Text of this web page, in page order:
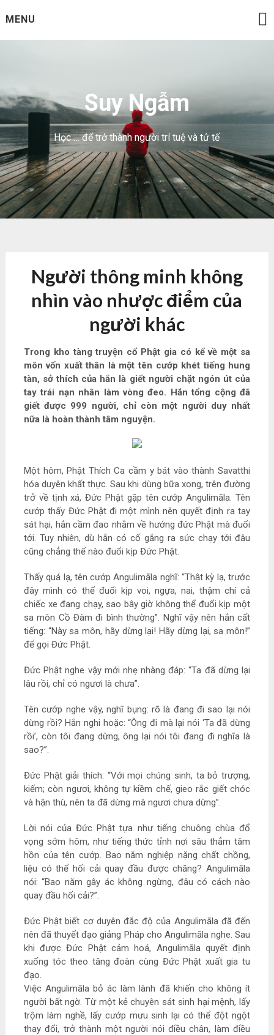
toMENU
Suy Ngẫm
Học … để trở thành người trí tuệ và tử tế
Người thông minh không
nhìn vào nhược điểm của
người khác
Trong kho tàng truyện cổ Phật gia có kể về một sa
môn vốn xuất thân là một tên cướp khét tiếng hung
tàn, sở thích của hắn là giết người chặt ngón út của
tay trái nạn nhân làm vòng đeo. Hắn tổng cộng đã
giết được 999 người, chỉ còn một người duy nhất
nữa là hoàn thành tâm nguyện.
Một hôm, Phật Thích Ca cầm y bát vào thành Savatthi
hóa duyên khất thực. Sau khi dùng bữa xong, trên đường
trở về tịnh xá, Đức Phật gặp tên cướp Angulimāla. Tên
cướp thấy Đức Phật đi một mình nên quyết định ra tay
sát hại, hắn cầm đao nhằm về hướng đức Phật mà đuổi
tới. Tuy nhiên, dù hắn có cố gắng ra sức chạy tới đâu
cũng chẳng thể nào đuổi kịp Đức Phật.
Thấy quá lạ, tên cướp Angulimāla nghĩ: “Thật kỳ lạ, trước
đây mình có thể đuổi kịp voi, ngựa, nai, thậm chí cả
chiếc xe đang chạy, sao bây giờ không thể đuổi kịp một
sa môn Cồ Đàm đi bình thường”. Nghĩ vậy nên hắn cất
tiếng: “Này sa môn, hãy dừng lại! Hãy dừng lại, sa môn!”
để gọi Đức Phật.
Đức Phật nghe vậy mới nhẹ nhàng đáp: “Ta đã dừng lại
lâu rồi, chỉ có ngươi là chưa”.
Tên cướp nghe vậy, nghĩ bụng: rõ là đang đi sao lại nói
dừng rồi? Hắn nghi hoặc: “Ông đi mà lại nói ‘Ta đã dừng
rồi’, còn tôi đang dừng, ông lại nói tôi đang đi nghĩa là
sao?”.
Đức Phật giải thích: “Với mọi chúng sinh, ta bỏ trượng,
kiếm; còn ngươi, không tự kiềm chế, gieo rắc giết chóc
và hận thù, nên ta đã dừng mà ngươi chưa dừng”.
Lời nói của Đức Phật tựa như tiếng chuông chùa đổ
vọng sớm hôm, như tiếng thức tỉnh nơi sâu thẳm tâm
hồn của tên cướp. Bao năm nghiệp nặng chất chồng,
liệu có thể hối cải quay đầu được chăng? Angulimāla
nói: “Bao năm gây ác không ngừng, đâu có cách nào
quay đầu hối cải?”.
Đức Phật biết cơ duyên đắc độ của Angulimāla đã đến
nên đã thuyết đạo giảng Pháp cho Angulimāla nghe. Sau
khi được Đức Phật cảm hoá, Angulimāla quyết định
xuống tóc theo tăng đoàn cùng Đức Phật xuất gia tu
đạo.
Việc Angulimāla bỏ ác làm lành đã khiến cho không ít
người bất ngờ. Từ một kẻ chuyên sát sinh hại mệnh, lấy
trộm làm nghề, lấy cướp mưu sinh lại có thể đột ngột
thay đổi, trở thành một người nói điều chân, làm điều